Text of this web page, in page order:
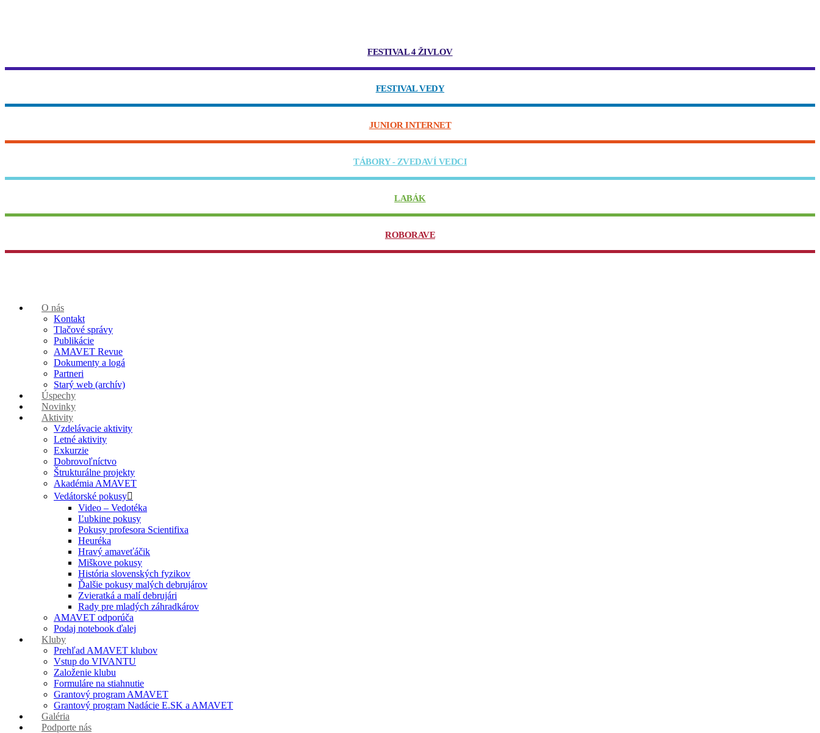
FESTIVAL 4 ŽIVLOV
FESTIVAL VEDY
JUNIOR INTERNET
TÁBORY - ZVEDAVÍ VEDCI
LABÁK
ROBORAVE
O nás
Kontakt
Tlačové správy
Publikácie
AMAVET Revue
Dokumenty a logá
Partneri
Starý web (archív)
Úspechy
Novinky
Aktivity
Vzdelávacie aktivity
Letné aktivity
Exkurzie
Dobrovoľníctvo
Štrukturálne projekty
Akadémia AMAVET
Vedátorské pokusy
Video – Vedotéka
Ľubkine pokusy
Pokusy profesora Scientifixa
Heuréka
Hravý amaveťáčik
Miškove pokusy
História slovenských fyzikov
Ďalšie pokusy malých debrujárov
Zvieratká a malí debrujári
Rady pre mladých záhradkárov
AMAVET odporúča
Podaj notebook ďalej
Kluby
Prehľad AMAVET klubov
Vstup do VIVANTU
Založenie klubu
Formuláre na stiahnutie
Grantový program AMAVET
Grantový program Nadácie E.SK a AMAVET
Galéria
Podporte nás